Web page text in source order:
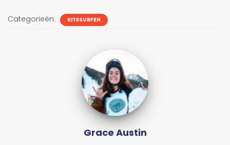
Categorieën: KITESURFEN
Grace Austin